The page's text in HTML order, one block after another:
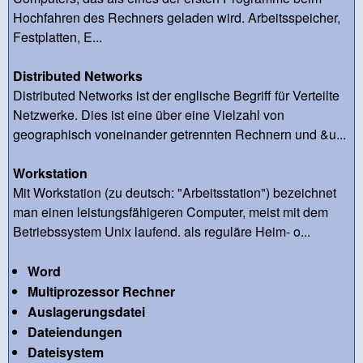
Hochfahren des Rechners geladen wird. Arbeitsspeicher,
Festplatten, E...
Distributed Networks
Distributed Networks ist der englische Begriff für Verteilte
Netzwerke. Dies ist eine über eine Vielzahl von
geographisch voneinander getrennten Rechnern und &u...
Workstation
Mit Workstation (zu deutsch: "Arbeitsstation") bezeichnet
man einen leistungsfähigeren Computer, meist mit dem
Betriebssystem Unix laufend. als reguläre Heim- o...
Word
Multiprozessor Rechner
Auslagerungsdatei
Dateiendungen
Dateisystem